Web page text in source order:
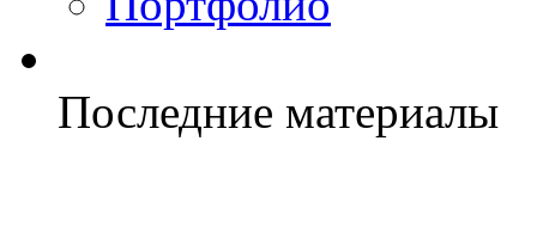
Последние материалы